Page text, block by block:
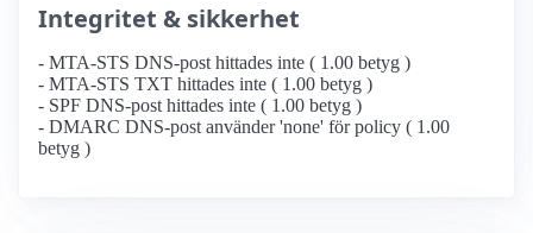
Integritet & sikkerhet
- MTA-STS DNS-post hittades inte ( 1.00 betyg )
- MTA-STS TXT hittades inte ( 1.00 betyg )
- SPF DNS-post hittades inte ( 1.00 betyg )
- DMARC DNS-post använder 'none' för policy ( 1.00
betyg )